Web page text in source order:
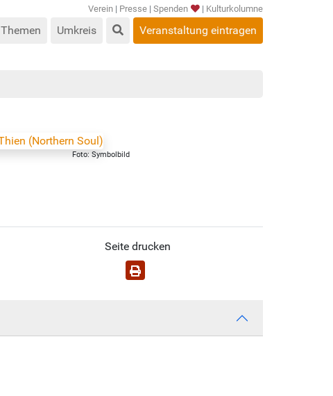
Verein | Presse | Spenden | Kulturkolumne
Themen Umkreis Veranstaltung eintragen
Foto: Symbolbild
Seite drucken